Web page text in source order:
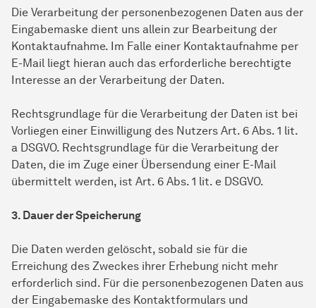
Die Verarbeitung der personenbezogenen Daten aus der
Eingabemaske dient uns allein zur Bearbeitung der
Kontaktaufnahme. Im Falle einer Kontaktaufnahme per
E-Mail liegt hieran auch das erforderliche berechtigte
Interesse an der Verarbeitung der Daten.
Rechtsgrundlage für die Verarbeitung der Daten ist bei
Vorliegen einer Einwilligung des Nutzers Art. 6 Abs. 1 lit.
a DSGVO. Rechtsgrundlage für die Verarbeitung der
Daten, die im Zuge einer Übersendung einer E-Mail
übermittelt werden, ist Art. 6 Abs. 1 lit. e DSGVO.
3. Dauer der Speicherung
Die Daten werden gelöscht, sobald sie für die
Erreichung des Zweckes ihrer Erhebung nicht mehr
erforderlich sind. Für die personenbezogenen Daten aus
der Eingabemaske des Kontaktformulars und